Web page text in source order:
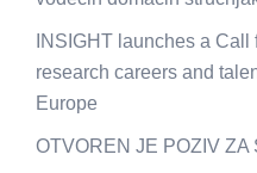
INSIGHT launches a
research careers and
Europe
OTVOREN JE POZIV ZA